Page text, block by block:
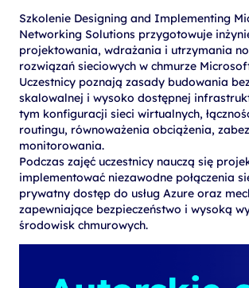
Szkolenie Designing and Implementing
Networking Solutions przygotowuje
projektowania, wdrażania i utrzymania
rozwiązań sieciowych w chmurze
Uczestnicy poznają zasady budowania
skalowalnej i wysoko dostępnej
tym konfiguracji sieci wirtualnych,
routingu, równoważenia obciążenia,
monitorowania.
Podczas zajęć uczestnicy nauczą się
implementować niezawodne połączenia
prywatny dostęp do usług Azure oraz
zapewniające bezpieczeństwo i wysoką
środowisk chmurowych.